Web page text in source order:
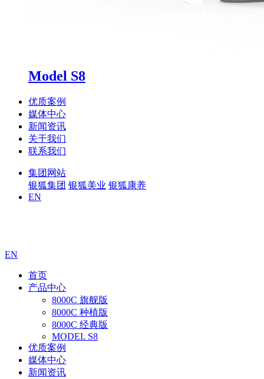
Model S8
优质案例
媒体中心
新闻资讯
关于我们
联系我们
集团网站
银狐集团 银狐美业 银狐康养
EN
EN
首页
产品中心
8000C 旗舰版
8000C 种植版
8000C 经典版
MODEL S8
优质案例
媒体中心
新闻资讯